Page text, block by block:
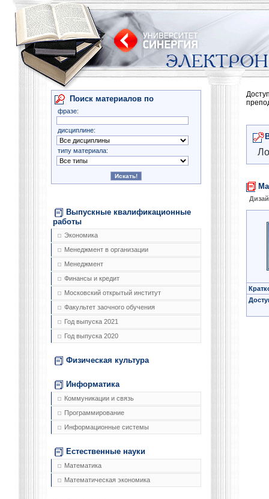
Поиск материалов по
фразе:
дисциплине:
типу материала:
Выпускные квалификационные
работы
Экономика
Менеджмент в организации
Менеджмент
Финансы и кредит
Московский открытый институт
Факультет заочного обучения
Год выпуска 2021
Год выпуска 2020
Физическая культура
Информатика
Коммуникации и связь
Программирование
Информационные системы
Естественные науки
Математика
Математическая экономика